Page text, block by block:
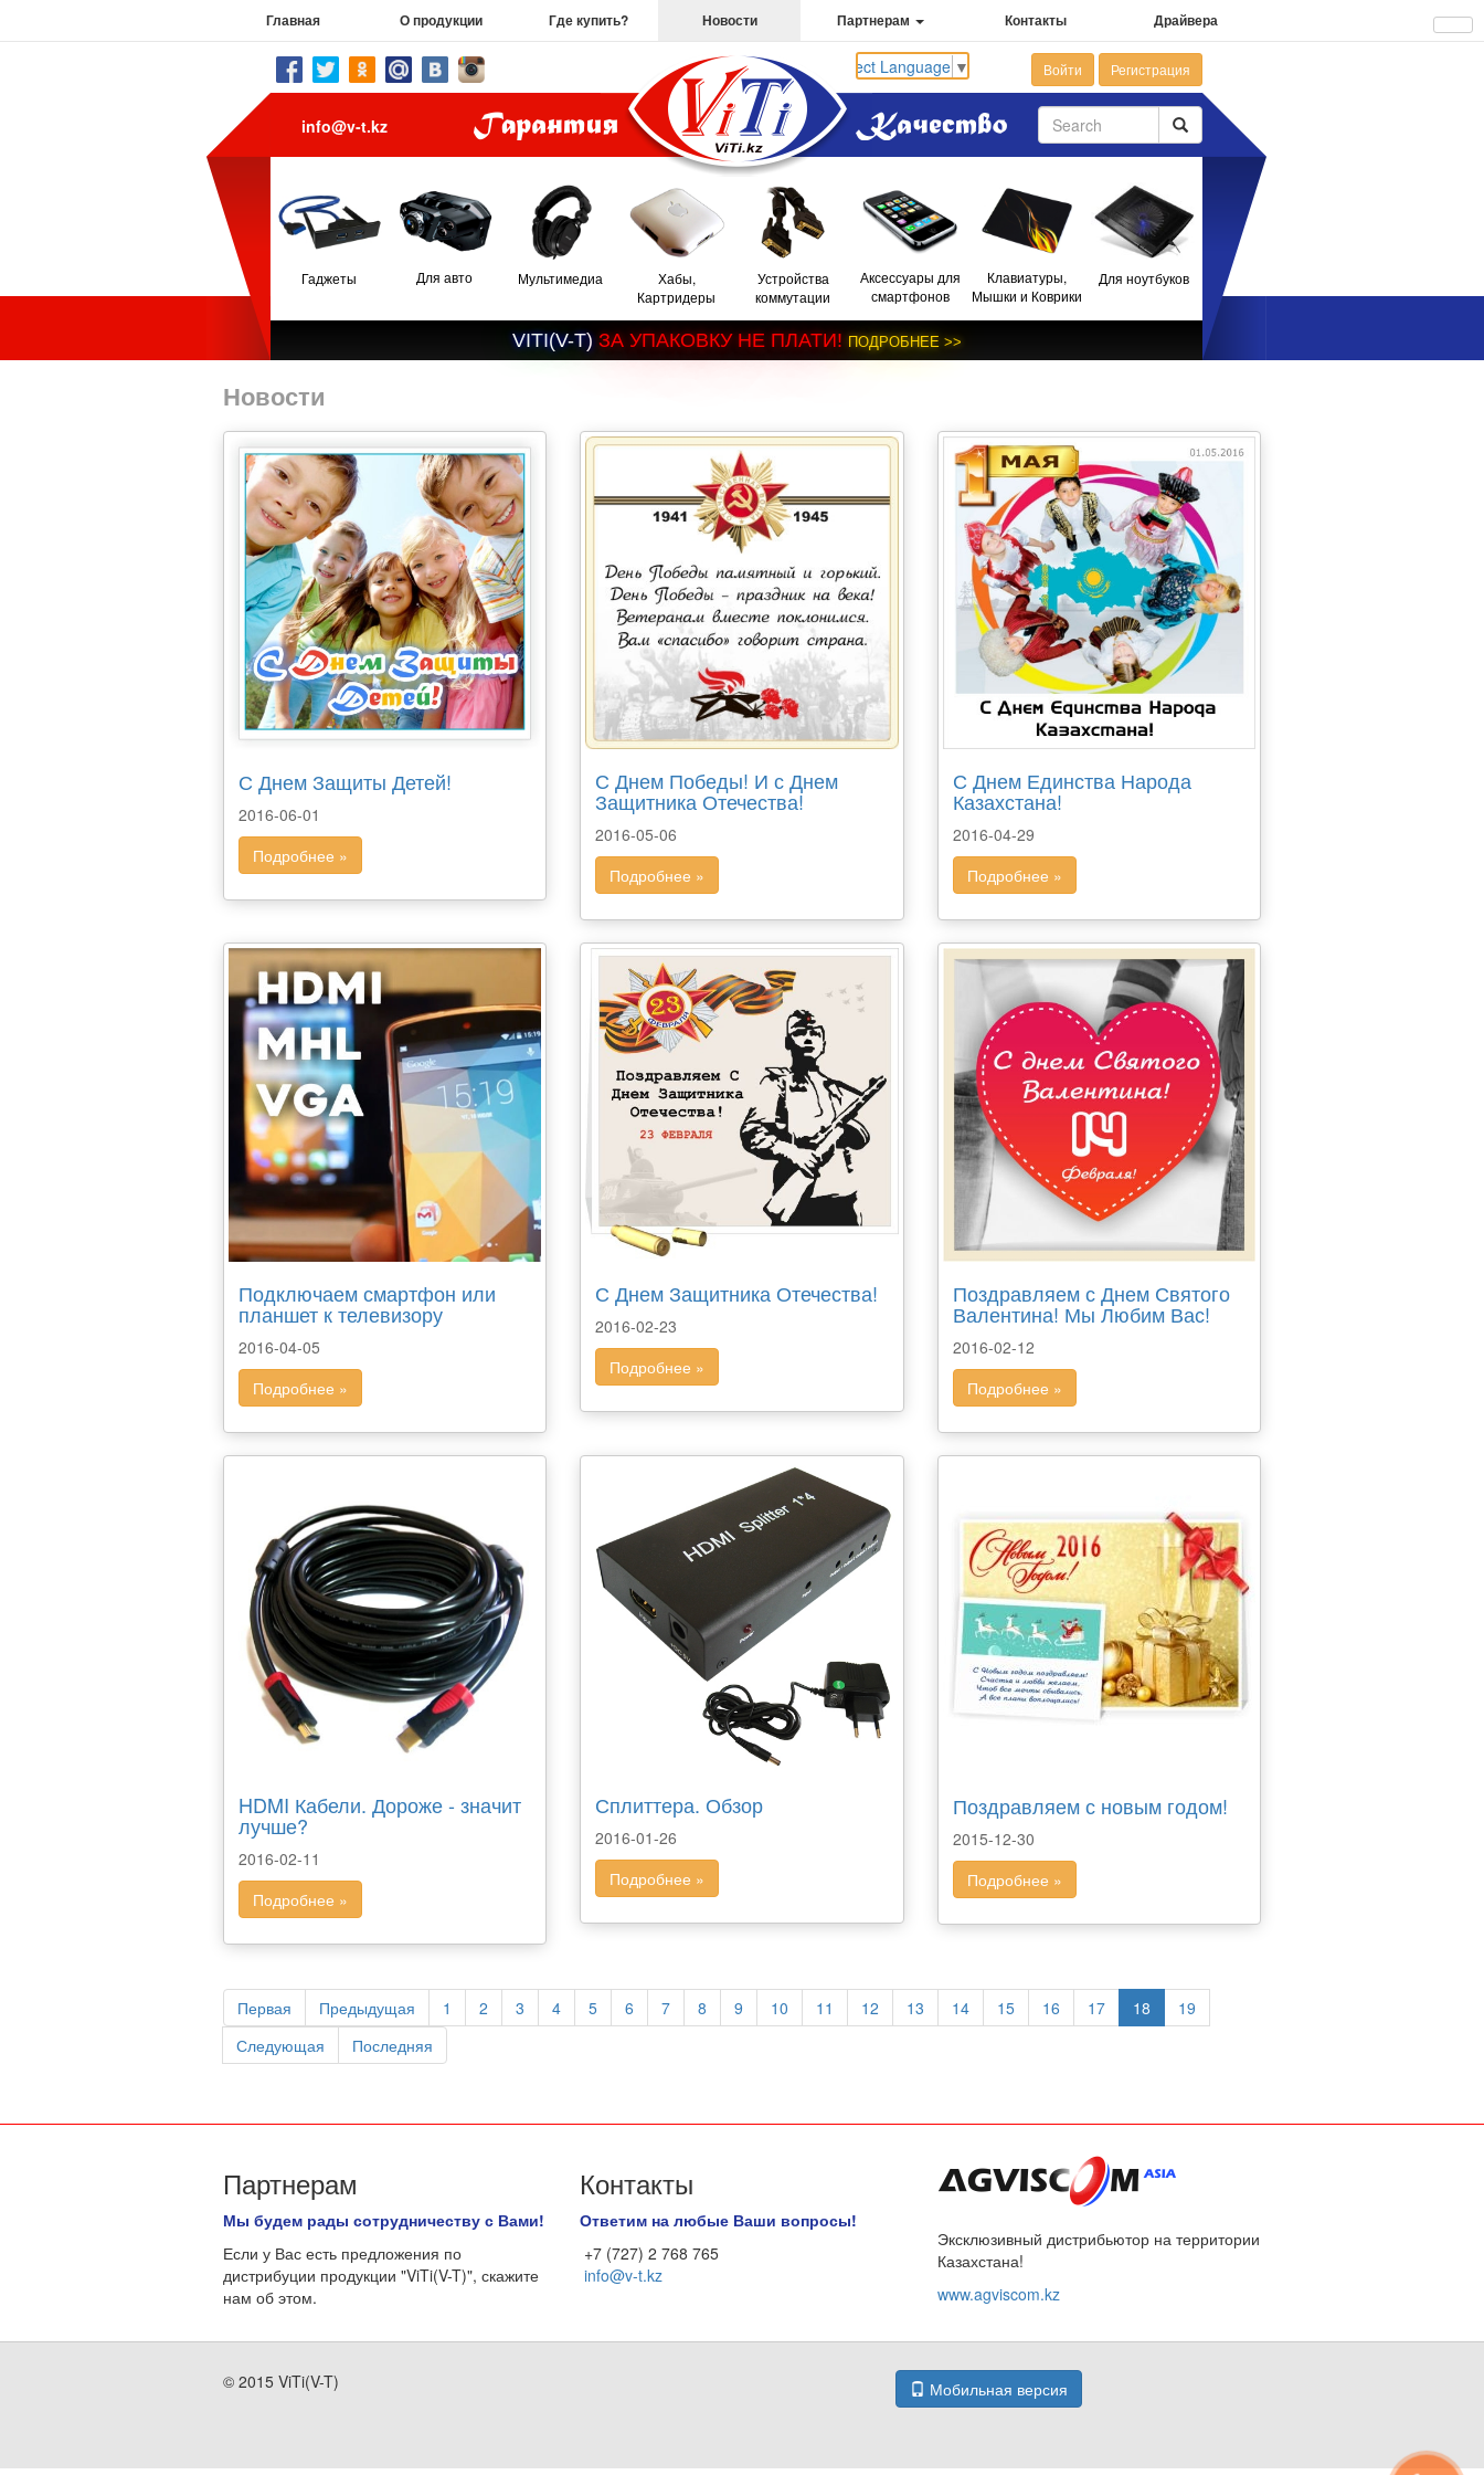
Главная О продукции Где купить? Новости Партнерам Контакты Драйвера
info@v-t.kz
Select Language ▼ Войти Регистрация
Гаджеты Для авто Мультимедиа
Хабы,
Картридеры
Устройства
коммутации
Аксессуары для
смартфонов
Клавиатуры,
Мышки и Коврики
Для ноутбуков
VITI(V-T) ЗА УПАКОВКУ НЕ ПЛАТИ! ПОДРОБ Н Е Е >>
Новости
С Днем Защиты Детей!
2016-06-01
Подробнее »
С Днем Победы! И с Днем
Защитника Отечества!
2016-05-06
Подробнее »
С Днем Единства Народа
Казахстана!
2016-04-29
Подробнее »
Подключаем смартфон или
планшет к телевизору
2016-04-05
Подробнее »
С Днем Защитника Отечества!
2016-02-23
Подробнее »
Поздравляем с Днем Святого
Валентина! Мы Любим Вас!
2016-02-12
Подробнее »
HDMI Кабели. Дороже - значит
лучше?
2016-02-11
Подробнее »
Сплиттера. Обзор
2016-01-26
Подробнее »
Поздравляем с новым годом!
2015-12-30
Подробнее »
Первая Предыдущая 1 2 3 4 5 6 7 8 9 10 11 12 13 14 15 16 17 18
19
Следующая
Последняя
Партнерам
Мы будем рады сотрудничеству с Вами!
Если у Вас есть предложения по
дистрибуции продукции "ViTi(V-T)", скажите
нам об этом.
Контакты
Ответим на любые Ваши вопросы!
+7 (727) 2 768 765
info@v-t.kz
Эксклюзивный дистрибьютор на территории
Казахстана!
www.agviscom.kz
© 2015 ViTi(V-T) Мобильная версия